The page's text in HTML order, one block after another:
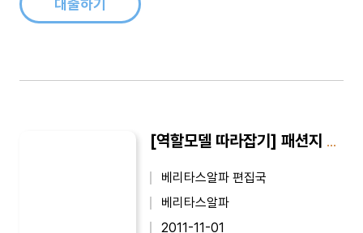
대출하기
[역할모델 따라잡기] 패션지 편집장(윤경혜)
베리타스알파 편집국
베리타스알파
2011-11-01